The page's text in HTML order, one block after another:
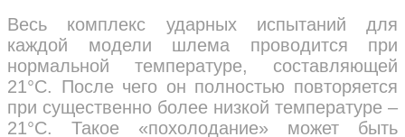
Весь комплекс ударных испытаний для
каждой модели шлема проводится при
нормальной температуре, составляющей
21°C. После чего он полностью повторяется
при существенно более низкой температуре –
21°C. Такое «похолодание» может быть